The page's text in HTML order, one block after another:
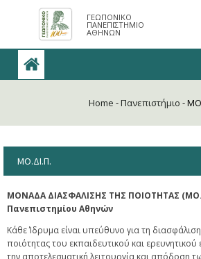
ΓΕΩΠΟΝΙΚΟ
ΠΑΝΕΠΙΣΤΗΜΙΟ
ΑΘΗΝΩΝ
Home -Πανεπιστήμιο -
ΜΟ.ΔΙ.Π.
ΜΟΝΑΔΑ ΔΙΑΣΦΑΛΙΣΗΣ ΤΗΣ ΠΟΙΟΤΗΤΑΣ
Πανεπιστημίου Αθηνών
Κάθε Ίδρυμα είναι υπεύθυνο για τη
ποιότητας του εκπαιδευτικού και
την αποτελεσματική λειτουργία και απόδοση